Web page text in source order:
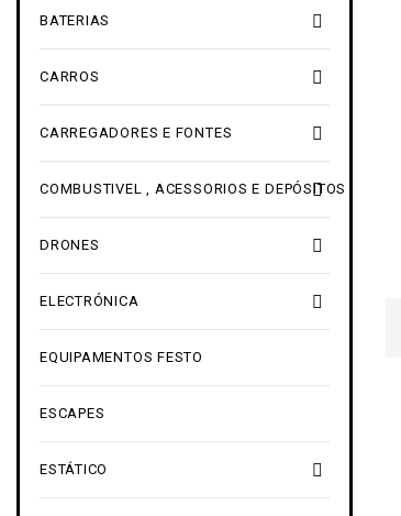

BATERIAS

CARROS

CARREGADORES E FONTES

COMBUSTIVEL , ACESSORIOS E DEPÓSITOS

DRONES

ELECTRÓNICA
EQUIPAMENTOS FESTO
ESCAPES

ESTÁTICO